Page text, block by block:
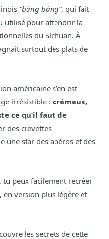
“bàng bàng”, qui fait
utilisé pour attendrir la
du Sichuan. À
surtout des plats de
américaine s’en est
irrésistible : crémeux,
ce qu’il faut de
des crevettes
une star des apéros et des
tu peux facilement recréer
en version plus légère et
les secrets de cette